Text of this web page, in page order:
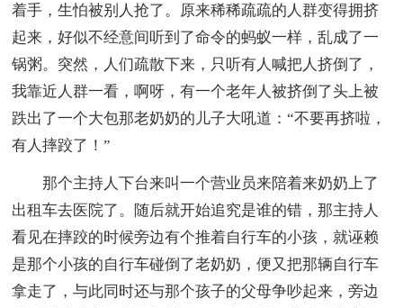
着手，生怕被别人抢了。原来稀稀疏疏的人群变得拥挤
起来，好似不经意间听到了命令的蚂蚁一样，乱成了一
锅粥。突然，人们疏散下来，只听有人喊把人挤倒了，
我靠近人群一看，啊呀，有一个老年人被挤倒了头上被
跌出了一个大包那老奶奶的儿子大吼道：“不要再挤啦，
有人摔跤了！”
那个主持人下台来叫一个营业员来陪着来奶奶上了
出租车去医院了。随后就开始追究是谁的错，那主持人
看见在摔跤的时候旁边有个推着自行车的小孩，就诬赖
是那个小孩的自行车碰倒了老奶奶，便又把那辆自行车
拿走了，与此同时还与那个孩子的父母争吵起来，旁边